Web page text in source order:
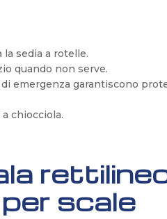
sedia a rotelle.
quando non serve.
emergenza garantiscono
chiocciola.
scale